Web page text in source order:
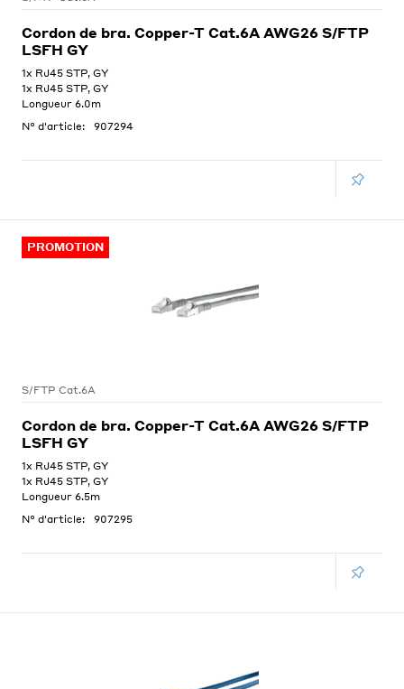
Cordon de bra. Copper-T Cat.6A AWG26 S/FTP
LSFH GY
1x RJ45 STP, GY
1x RJ45 STP, GY
Longueur 6.0m
N° d'article:
907294
PROMOTION
S/FTP Cat.6A
Cordon de bra. Copper-T Cat.6A AWG26 S/FTP
LSFH GY
1x RJ45 STP, GY
1x RJ45 STP, GY
Longueur 6.5m
N° d'article:
907295